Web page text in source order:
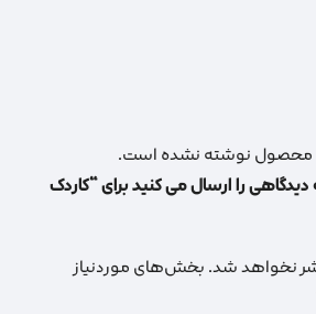
محصول نوشته نشده است.
را ارسال می کنید برای “کاردک
نخواهد شد.بخش‌های موردنیاز